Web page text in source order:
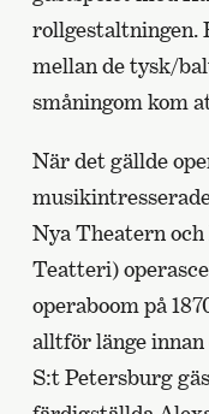
rollgestaltningen.
mellan de tysk/
småningom kom
När det gällde
Nya Theatern
Teatteri)
operaboom på
alltför länge
S:t Petersburg